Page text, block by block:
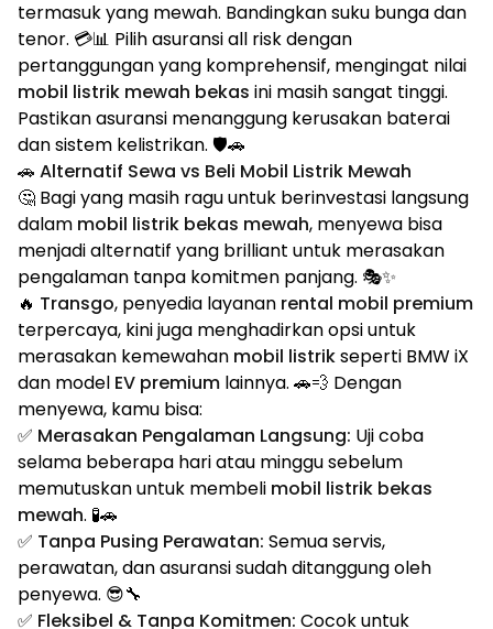
termasuk yang mewah. Bandingkan suku bunga dan
tenor. 💳📊 Pilih asuransi all risk dengan
pertanggungan yang komprehensif, mengingat nilai
mobil listrik mewah bekas ini masih sangat tinggi.
Pastikan asuransi menanggung kerusakan baterai
dan sistem kelistrikan. 🛡️🚗
🚗 Alternatif Sewa vs Beli Mobil Listrik Mewah
🤔 Bagi yang masih ragu untuk berinvestasi langsung
dalam mobil listrik bekas mewah, menyewa bisa
menjadi alternatif yang brilliant untuk merasakan
pengalaman tanpa komitmen panjang. 🎭✨
🔥 Transgo, penyedia layanan rental mobil premium
terpercaya, kini juga menghadirkan opsi untuk
merasakan kemewahan mobil listrikseperti BMW iX
dan model EV premium lainnya. 🚗💨 Dengan
menyewa, kamu bisa:
✅ Merasakan Pengalaman Langsung: Uji coba
selama beberapa hari atau minggu sebelum
memutuskan untuk membeli mobil listrik bekas
mewah. 🧪🚗
✅ Tanpa Pusing Perawatan: Semua servis,
perawatan, dan asuransi sudah ditanggung oleh
penyewa. 😎🔧
✅ Fleksibel & Tanpa Komitmen: Cocok untuk